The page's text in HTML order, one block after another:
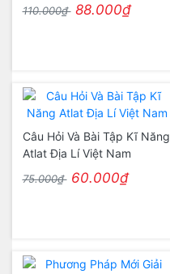
110.000₫ 88.000₫
Câu Hỏi Và Bài Tập Kĩ Năng
Atlat Địa Lí Việt Nam
75.000₫ 60.000₫